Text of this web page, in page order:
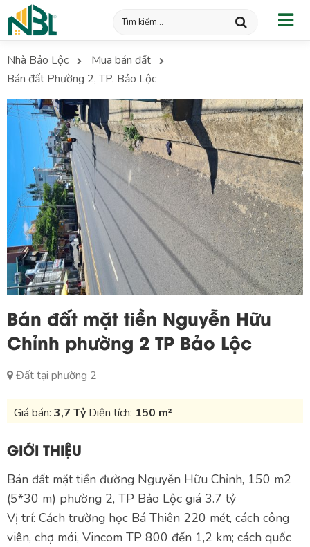
Nhà Bảo Lộc
Mua bán đất
Bán đất Phường 2, TP. Bảo Lộc
Bán đất mặt tiền Nguyễn Hữu
Chỉnh phường 2 TP Bảo Lộc
Đất tại phường 2
Giá bán: 3,7 Tỷ Diện tích: 150 m²
GIỚI THIỆU
Bán đất mặt tiền đường Nguyễn Hữu Chỉnh, 150 m2
(5*30 m) phường 2, TP Bảo Lộc giá 3.7 tỷ
Vị trí: Cách trường học Bá Thiên 220 mét, cách công
viên, chợ mới, Vincom TP 800 đến 1,2 km; cách quốc